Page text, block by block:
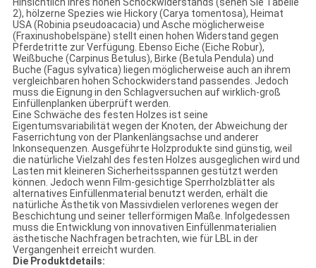
Hinsichtlich ihres hohen Schockwiderstands (sehen Sie Tabelle
2), hölzerne Spezies wie Hickory (Carya tomentosa), Heimat
USA (Robinia pseudoacacia) und Asche möglicherweise
(Fraxinushobelspäne) stellt einen hohen Widerstand gegen
Pferdetritte zur Verfügung. Ebenso Eiche (Eiche Robur),
Weißbuche (Carpinus Betulus), Birke (Betula Pendula) und
Buche (Fagus sylvatica) liegen möglicherweise auch an ihrem
vergleichbaren hohen Schockwiderstand passendes. Jedoch
muss die Eignung in den Schlagversuchen auf wirklich-groß
Einfüllenplanken überprüft werden.
Eine Schwäche des festen Holzes ist seine
Eigentumsvariabilität wegen der Knoten, der Abweichung der
Faserrichtung von der Plankenlängsachse und anderer
Inkonsequenzen. Ausgeführte Holzprodukte sind günstig, weil
die natürliche Vielzahl des festen Holzes ausgeglichen wird und
Lasten mit kleineren Sicherheitsspannen gestützt werden
können. Jedoch wenn Film-gesichtige Sperrholzblätter als
alternatives Einfüllenmaterial benutzt werden, erhält die
natürliche Ästhetik von Massivdielen verlorenes wegen der
Beschichtung und seiner tellerförmigen Maße. Infolgedessen
muss die Entwicklung von innovativen Einfüllenmaterialien
ästhetische Nachfragen betrachten, wie für LBL in der
Vergangenheit erreicht wurden.
Die Produktdetails: